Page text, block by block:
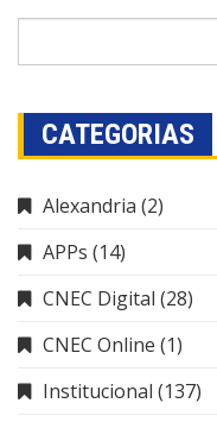
CATEGORIAS
Alexandria (2)
APPs (14)
CNEC Digital (28)
CNEC Online (1)
Institucional (137)